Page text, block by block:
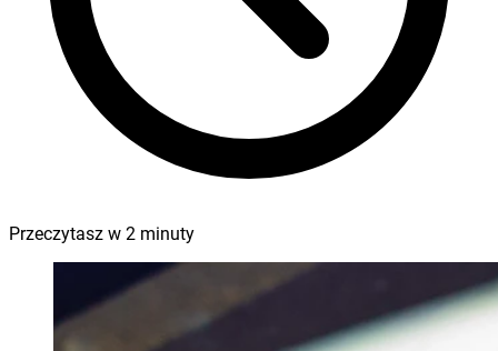
Przeczytasz w 2 minuty